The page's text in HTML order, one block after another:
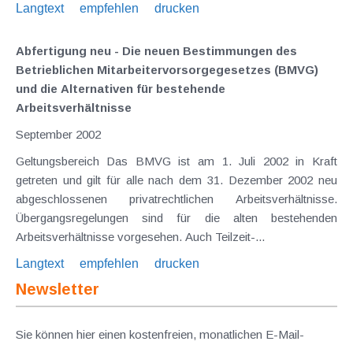
Langtext
empfehlen drucken
Abfertigung neu - Die neuen Bestimmungen des
Betrieblichen Mitarbeitervorsorgegesetzes (BMVG)
und die Alternativen für bestehende
Arbeitsverhältnisse
September 2002
Geltungsbereich Das BMVG ist am 1. Juli 2002 in Kraft
getreten und gilt für alle nach dem 31. Dezember 2002 neu
abgeschlossenen privatrechtlichen Arbeitsverhältnisse.
Übergangsregelungen sind für die alten bestehenden
Arbeitsverhältnisse vorgesehen. Auch Teilzeit-...
Langtext
empfehlen drucken
Newsletter
Sie können hier einen kostenfreien, monatlichen E-Mail-